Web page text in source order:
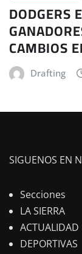
DODGERS
CAMBIOS
Drafting
SIGUENOS EN
Secciones
LA SIERRA
ACTUALIDAD
DEPORTIVAS